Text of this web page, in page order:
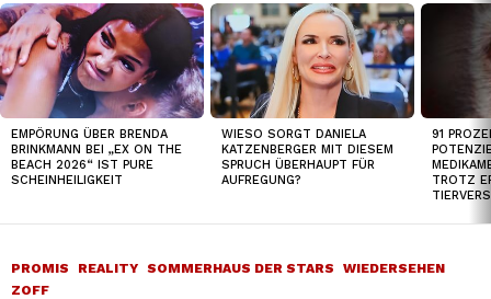
TOP
NEWS
EMPÖRUNG ÜBER BRENDA
BRINKMANN BEI „EX ON THE
BEACH 2026“ IST PURE
SCHEINHEILIGKEIT
WIESO SORGT DANIELA
KATZENBERGER MIT DIESEM
SPRUCH ÜBERHAUPT FÜR
AUFREGUNG?
91
TROTZ
PROMIS REALITY SOMMERHAUS DER STARS
WIEDERSEHEN
ZOFF